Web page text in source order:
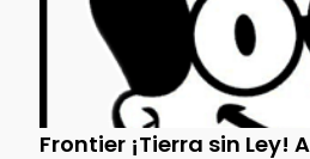
Frontier ¡Tierra sin Ley!